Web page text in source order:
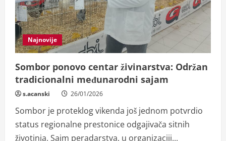
Najnovije
Sombor ponovo centar živinarstva: Održan
tradicionalni međunarodni sajam
s.acanski 26/01/2026
Sombor je proteklog vikenda još jednom potvrdio
status regionalne prestonice odgajivača sitnih
životinja. Sajm peradarstva, u organizaciji...